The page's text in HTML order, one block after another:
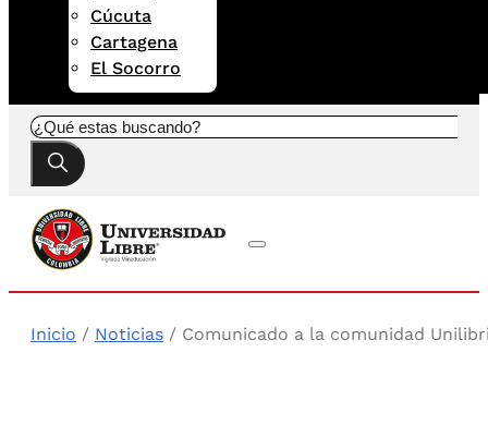
Cúcuta
Cartagena
El Socorro
Buscar
Inicio / Noticias / Comunicado a la comunidad